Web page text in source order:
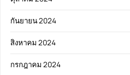
กันยายน 2024
สิงหาคม 2024
กรกฎาคม 2024